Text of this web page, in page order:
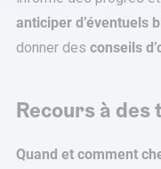
anticiper d’éventuels
donner des conseils
Recours à des
Quand et comment